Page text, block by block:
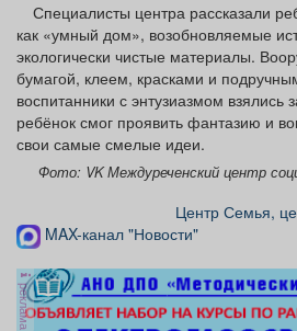
Специалисты центра рассказали
как «умный дом», возобновляемые
экологически чистые материалы.
бумагой, клеем, красками и
воспитанники с энтузиазмом взялись
ребёнок смог проявить фантазию и
свои самые смелые идеи.
Фото: VK Междуреченский центр
Центр Семья,
MAX-канал "Новости"
реклама